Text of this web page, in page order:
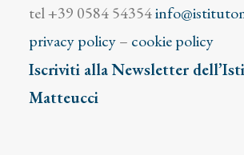
tel +39 0584 54354
privacy policy– cookie policy
Iscriviti alla Newsletter
Matteucci